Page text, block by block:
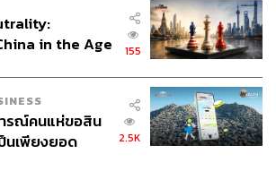
in the Age
155
ารณ์คนแห่ขอสิน
นเพียงยอด
2.5K